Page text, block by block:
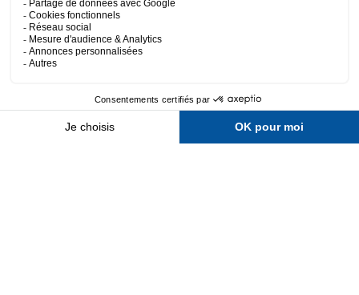
Fait avec 💛 par l’agence Wapiti
Politique de confidentialité
14,14 € TTC